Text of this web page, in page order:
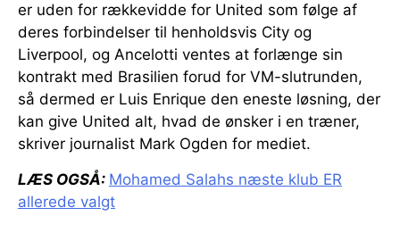
er uden for rækkevidde for United som følge af
deres forbindelser til henholdsvis City og
Liverpool, og Ancelotti ventes at forlænge sin
kontrakt med Brasilien forud for VM-slutrunden,
så dermed er Luis Enrique den eneste løsning, der
kan give United alt, hvad de ønsker i en træner,
skriver journalist Mark Ogden for mediet.
LÆS OGSÅ: Mohamed Salahs næste klub ER
allerede valgt